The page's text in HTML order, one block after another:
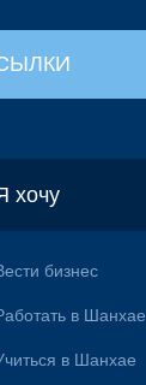
хочу
бизнес
в Шанхае
в Шанхае